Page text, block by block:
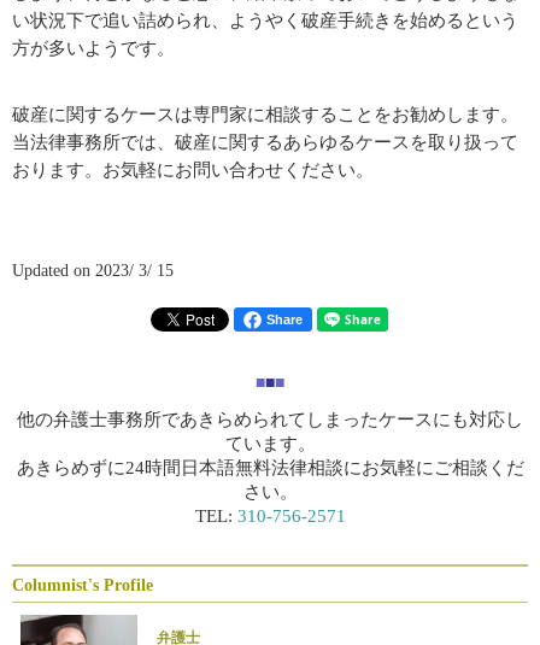
い状況下で追い詰められ、ようやく破産手続きを始めるという
方が多いようです。
破産に関するケースは専門家に相談することをお勧めします。
当法律事務所では、破産に関するあらゆるケースを取り扱って
おります。お気軽にお問い合わせください。
Updated on 2023/ 3/ 15
Share
■■■
他の弁護士事務所であきらめられてしまったケースにも対応し
ています。
あきらめずに24時間日本語無料法律相談にお気軽にご相談くだ
さい。
TEL: 310-756-2571
Columnist's Profile
弁護士